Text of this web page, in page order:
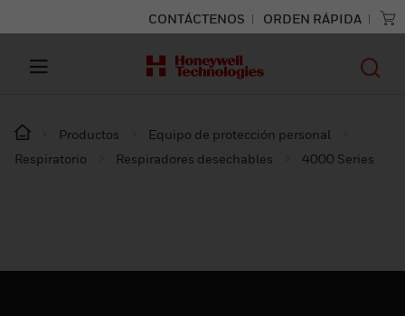
CONTÁCTENOS ORDEN RÁPIDA
Productos
Equipo de protección personal
Respiratorio
Respiradores desechables 4000 Series